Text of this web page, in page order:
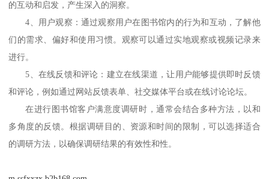
的互动和启发，产生深入的洞察。
4、 用户观察：通过观察用户在图书馆内的行为和互动，了解他
们的需求、偏好和使用习惯。观察可以通过实地观察或视频记录来
进行。
5、 在线反馈和评论：建立在线渠道，让用户能够提供即时反馈
和评论，例如通过网站反馈表单、社交媒体平台或在线讨论论坛。
在进行图书馆客户满意度调研时，通常会结合多种方法，以和
多角度的反馈。根据调研目的、资源和时间的限制，可以选择适合
的调研方法，以确保调研结果的有效性和性。